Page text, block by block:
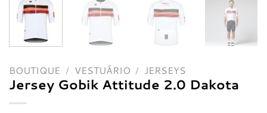
BOUTIQUE / VESTUÁRIO / JERSEYS
Jersey Gobik Attitude 2.0 Dakota